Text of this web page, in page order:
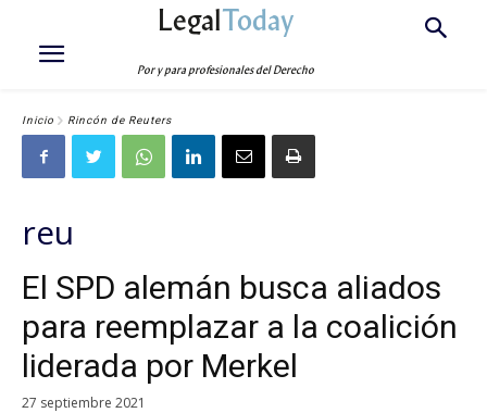
LegalToday
Por y para profesionales del Derecho
Inicio Rincón de Reuters
reu
El SPD alemán busca aliados
para reemplazar a la coalición
liderada por Merkel
27 septiembre 2021